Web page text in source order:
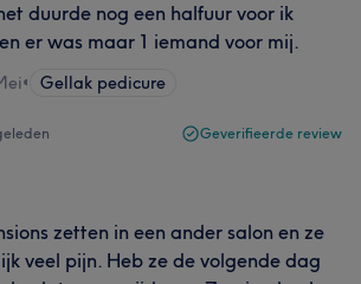
duurde nog een halfuur voor ik
er was maar 1 iemand voor mij.
• Gellak pedicure
Geverifieerde review
zetten in een ander salon en ze
veel pijn. Heb ze de volgende dag